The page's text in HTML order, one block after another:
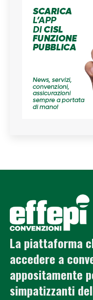
La piattaforma
accedere a
appositamente
simpatizzanti